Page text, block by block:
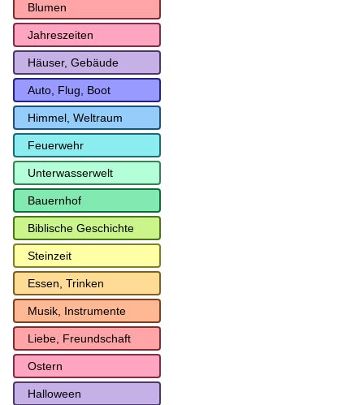
Blumen
Jahreszeiten
Häuser, Gebäude
Auto, Flug, Boot
Himmel, Weltraum
Feuerwehr
Unterwasserwelt
Bauernhof
Biblische Geschichte
Steinzeit
Essen, Trinken
Musik, Instrumente
Liebe, Freundschaft
Ostern
Halloween